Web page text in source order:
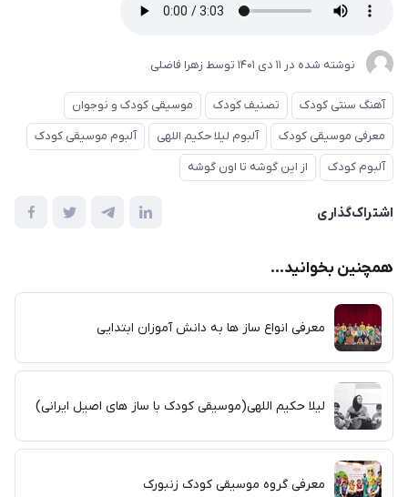
نوشته شده در 11 دی 1401 توسط زهرا فاضلی
آهنگ سنتی کودک تصنیف کودک
موسیقی کودک و نوجوان
معرفی موسیقی کودک
آلبوم لیلا حکیم اللهی
آلبوم موسیقی کودک
آلبوم کودک
از این گوشه تا اون گوشه
اشتراک‌گذاری
همچنین بخوانید...
معرفی انواع ساز ها به دانش آموزان ابتدایی
لیلا حکیم اللهی(موسیقی کودک با ساز های اصیل ایرانی)
معرفی گروه موسیقی کودک زنبورک